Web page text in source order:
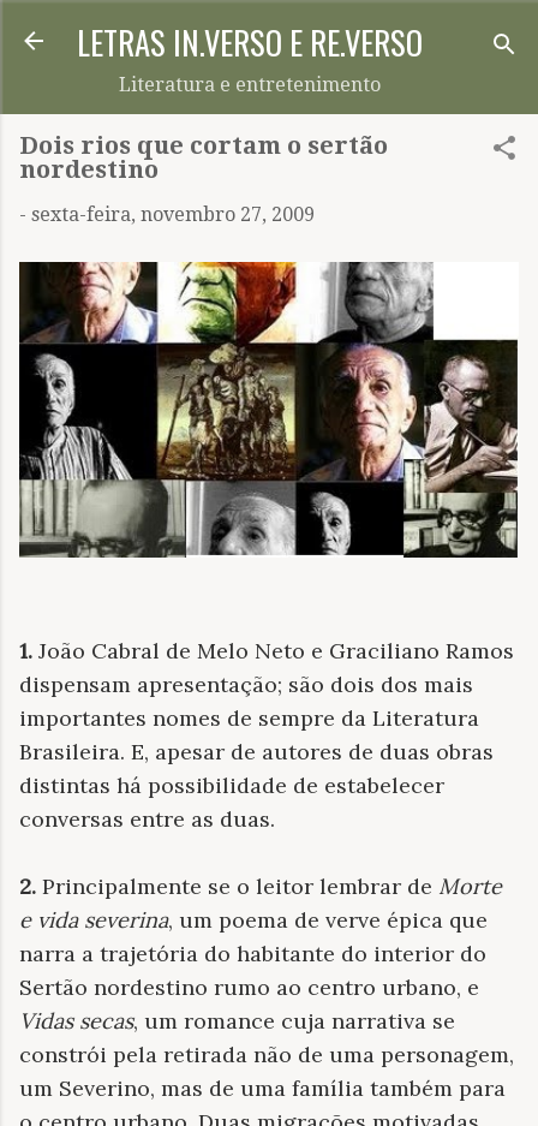
Pular para o conteúdo principal
LETRAS IN.VERSO E RE.VERSO
Literatura e entretenimento
Dois rios que cortam o sertão
nordestino
- sexta-feira, novembro 27, 2009
1. João Cabral de Melo Neto e Graciliano Ramos
dispensam apresentação; são dois dos mais
importantes nomes de sempre da Literatura
Brasileira. E, apesar de autores de duas obras
distintas há possibilidade de estabelecer
conversas entre as duas.
2. Principalmente se o leitor lembrar de Morte
e vida severina, um poema de verve épica que
narra a trajetória do habitante do interior do
Sertão nordestino rumo ao centro urbano, e
Vidas secas, um romance cuja narrativa se
constrói pela retirada não de uma personagem,
um Severino, mas de uma família também para